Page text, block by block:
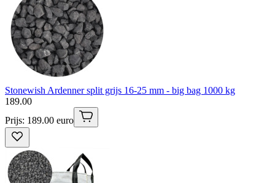
Stonewish Ardenner split grijs 16-25 mm - big bag 1000 kg
189.00
Prijs: 189.00 euro